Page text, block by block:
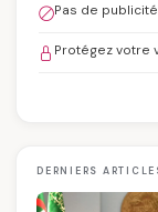
Pas de
Protégez votre
DERNIERS